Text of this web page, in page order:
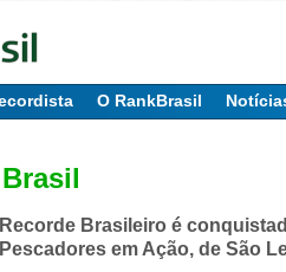
O RankBrasil
Recorde Brasileiro é
Pescadores em Ação, de São